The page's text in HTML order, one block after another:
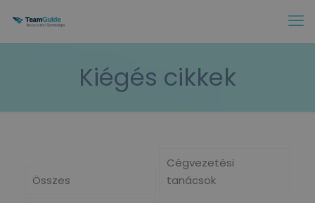
Kiégés cikkek
Összes
Cégvezetési
tanácsok